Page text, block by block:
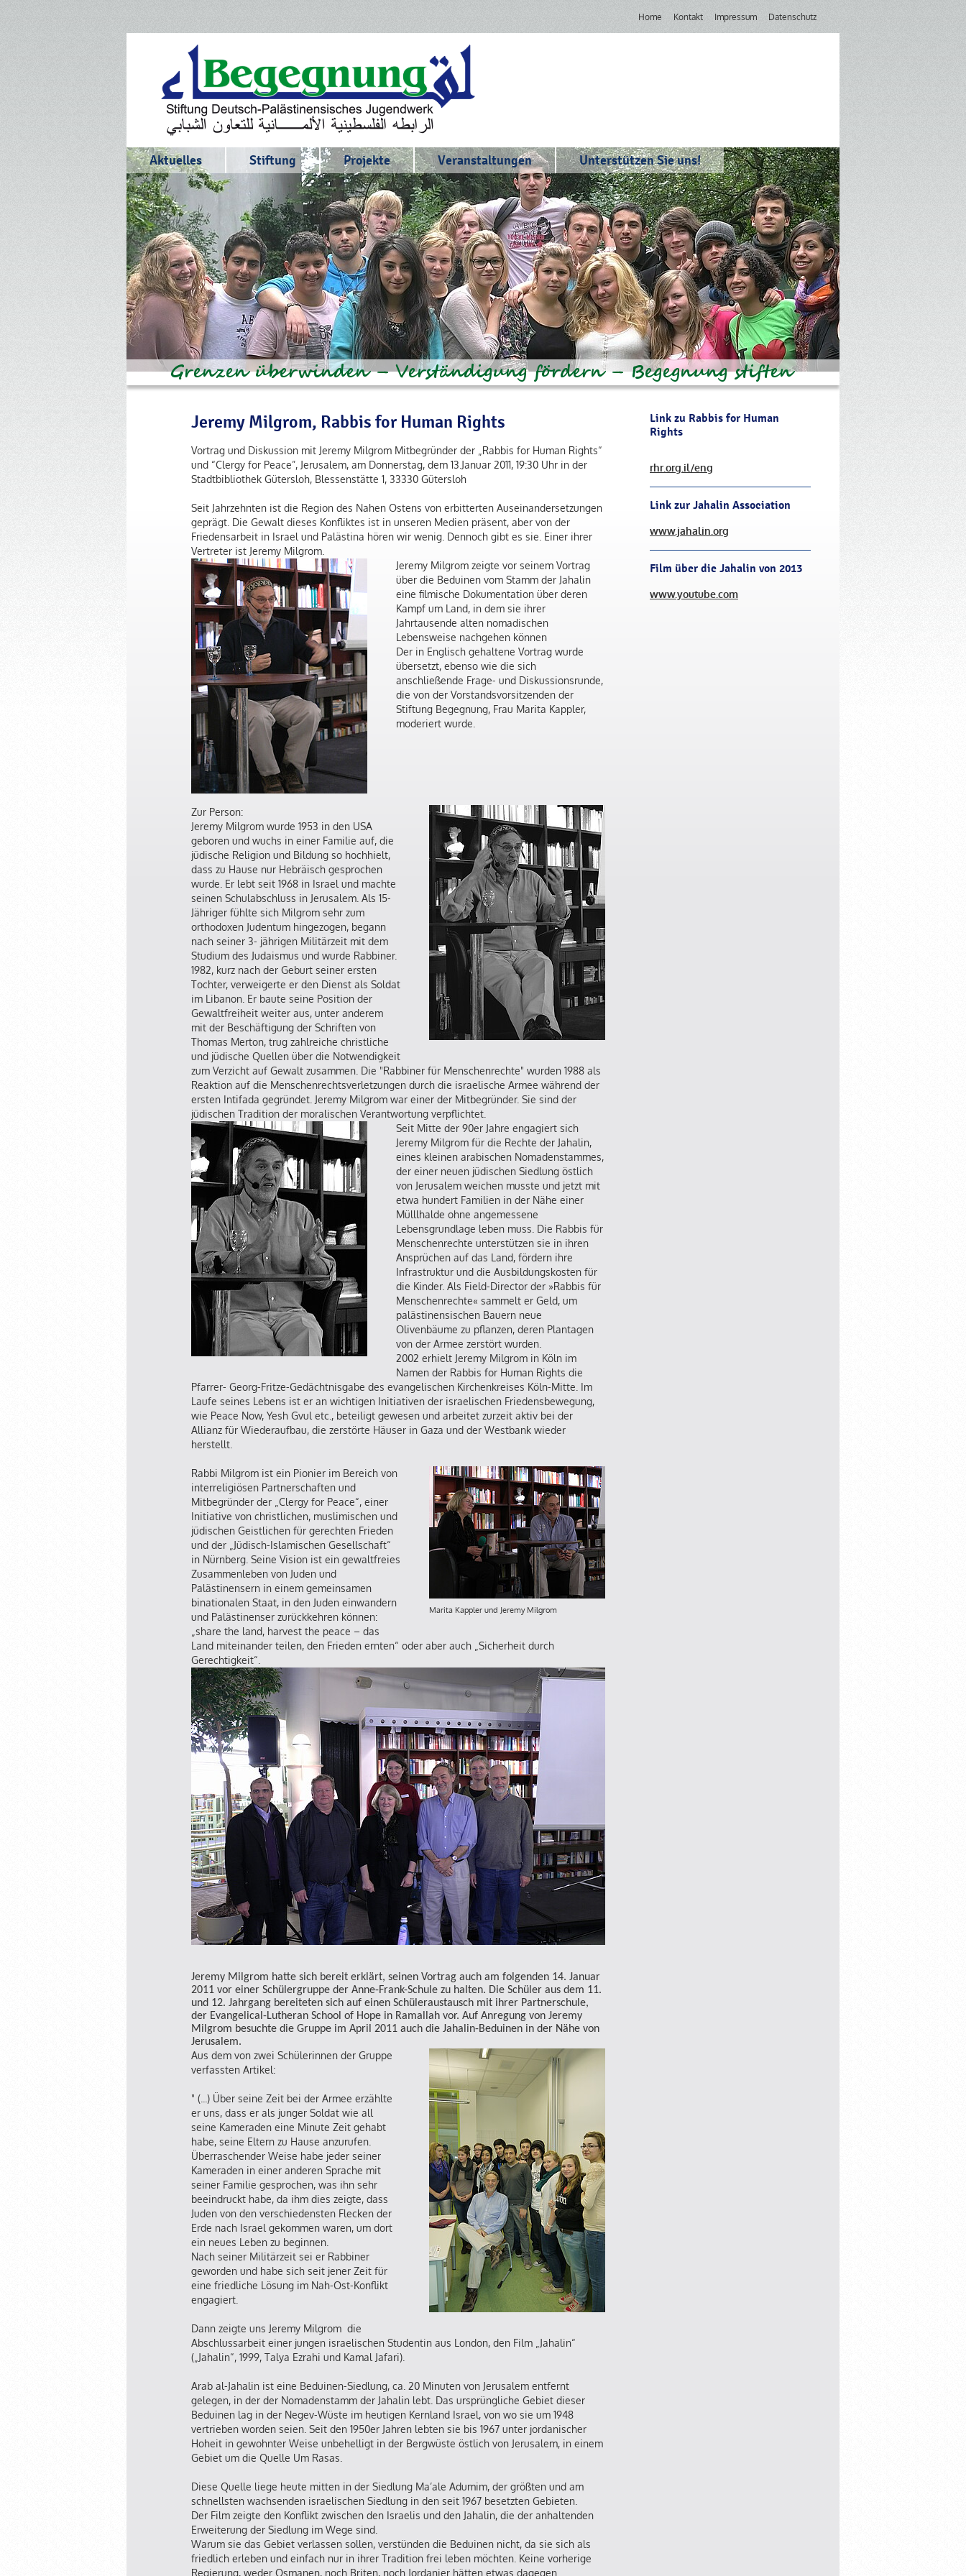
Home Kontakt Impressum Datenschutz
Aktuelles Stiftung Projekte Veranstaltungen Unterstützen Sie uns!
Jeremy Milgrom, Rabbis for Human Rights
Vortrag und Diskussion mit Jeremy Milgrom Mitbegründer der „Rabbis for Human Rights“
und “Clergy for Peace”, Jerusalem, am Donnerstag, dem 13.Januar 2011, 19:30 Uhr in der
Stadtbibliothek Gütersloh, Blessenstätte 1, 33330 Gütersloh
Seit Jahrzehnten ist die Region des Nahen Ostens von erbitterten Auseinandersetzungen
geprägt. Die Gewalt dieses Konfliktes ist in unseren Medien präsent, aber von der
Friedensarbeit in Israel und Palästina hören wir wenig. Dennoch gibt es sie. Einer ihrer
Vertreter ist Jeremy Milgrom.
Jeremy Milgrom zeigte vor seinem Vortrag
über die Beduinen vom Stamm der Jahalin
eine filmische Dokumentation über deren
Kampf um Land, in dem sie ihrer
Jahrtausende alten nomadischen
Lebensweise nachgehen können
Der in Englisch gehaltene Vortrag wurde
übersetzt, ebenso wie die sich
anschließende Frage- und Diskussionsrunde,
die von der Vorstandsvorsitzenden der
Stiftung Begegnung, Frau Marita Kappler,
moderiert wurde.
Zur Person:
Jeremy Milgrom wurde 1953 in den USA
geboren und wuchs in einer Familie auf, die
jüdische Religion und Bildung so hochhielt,
dass zu Hause nur Hebräisch gesprochen
wurde. Er lebt seit 1968 in Israel und machte
seinen Schulabschluss in Jerusalem. Als 15-
Jähriger fühlte sich Milgrom sehr zum
orthodoxen Judentum hingezogen, begann
nach seiner 3- jährigen Militärzeit mit dem
Studium des Judaismus und wurde Rabbiner.
1982, kurz nach der Geburt seiner ersten
Tochter, verweigerte er den Dienst als Soldat
im Libanon. Er baute seine Position der
Gewaltfreiheit weiter aus, unter anderem
mit der Beschäftigung der Schriften von
Thomas Merton, trug zahlreiche christliche
und jüdische Quellen über die Notwendigkeit
zum Verzicht auf Gewalt zusammen. Die "Rabbiner für Menschenrechte" wurden 1988 als
Reaktion auf die Menschenrechtsverletzungen durch die israelische Armee während der
ersten Intifada gegründet. Jeremy Milgrom war einer der Mitbegründer. Sie sind der
jüdischen Tradition der moralischen Verantwortung verpflichtet.
Seit Mitte der 90er Jahre engagiert sich
Jeremy Milgrom für die Rechte der Jahalin,
eines kleinen arabischen Nomadenstammes,
der einer neuen jüdischen Siedlung östlich
von Jerusalem weichen musste und jetzt mit
etwa hundert Familien in der Nähe einer
Mülllhalde ohne angemessene
Lebensgrundlage leben muss. Die Rabbis für
Menschenrechte unterstützen sie in ihren
Ansprüchen auf das Land, fördern ihre
Infrastruktur und die Ausbildungskosten für
die Kinder. Als Field-Director der »Rabbis für
Menschenrechte« sammelt er Geld, um
palästinensischen Bauern neue
Olivenbäume zu pflanzen, deren Plantagen
von der Armee zerstört wurden.
2002 erhielt Jeremy Milgrom in Köln im
Namen der Rabbis for Human Rights die
Pfarrer- Georg-Fritze-Gedächtnisgabe des evangelischen Kirchenkreises Köln-Mitte. Im
Laufe seines Lebens ist er an wichtigen Initiativen der israelischen Friedensbewegung,
wie Peace Now, Yesh Gvul etc., beteiligt gewesen und arbeitet zurzeit aktiv bei der
Allianz für Wiederaufbau, die zerstörte Häuser in Gaza und der Westbank wieder
herstellt.
Marita Kappler und Jeremy Milgrom
Rabbi Milgrom ist ein Pionier im Bereich von
interreligiösen Partnerschaften und
Mitbegründer der „Clergy for Peace“, einer
Initiative von christlichen, muslimischen und
jüdischen Geistlichen für gerechten Frieden
und der „Jüdisch-Islamischen Gesellschaft“
in Nürnberg. Seine Vision ist ein gewaltfreies
Zusammenleben von Juden und
Palästinensern in einem gemeinsamen
binationalen Staat, in den Juden einwandern
und Palästinenser zurückkehren können:
„share the land, harvest the peace – das
Land miteinander teilen, den Frieden ernten“ oder aber auch „Sicherheit durch
Gerechtigkeit“.
Jeremy Milgrom hatte sich bereit erklärt, seinen Vortrag auch am folgenden 14. Januar
2011 vor einer Schülergruppe der Anne-Frank-Schule zu halten. Die Schüler aus dem 11.
und 12. Jahrgang bereiteten sich auf einen Schüleraustausch mit ihrer Partnerschule,
der Evangelical-Lutheran School of Hope in Ramallah vor. Auf Anregung von Jeremy
Milgrom besuchte die Gruppe im April 2011 auch die Jahalin-Beduinen in der Nähe von
Jerusalem.
Aus dem von zwei Schülerinnen der Gruppe
verfassten Artikel:
" (...) Über seine Zeit bei der Armee erzählte
er uns, dass er als junger Soldat wie all
seine Kameraden eine Minute Zeit gehabt
habe, seine Eltern zu Hause anzurufen.
Überraschender Weise habe jeder seiner
Kameraden in einer anderen Sprache mit
seiner Familie gesprochen, was ihn sehr
beeindruckt habe, da ihm dies zeigte, dass
Juden von den verschiedensten Flecken der
Erde nach Israel gekommen waren, um dort
ein neues Leben zu beginnen.
Nach seiner Militärzeit sei er Rabbiner
geworden und habe sich seit jener Zeit für
eine friedliche Lösung im Nah-Ost-Konflikt
engagiert.
Dann zeigte uns Jeremy Milgrom die
Abschlussarbeit einer jungen israelischen Studentin aus London, den Film „Jahalin“
(„Jahalin“, 1999, Talya Ezrahi und Kamal Jafari).
Arab al-Jahalin ist eine Beduinen-Siedlung, ca. 20 Minuten von Jerusalem entfernt
gelegen, in der der Nomadenstamm der Jahalin lebt. Das ursprüngliche Gebiet dieser
Beduinen lag in der Negev-Wüste im heutigen Kernland Israel, von wo sie um 1948
vertrieben worden seien. Seit den 1950er Jahren lebten sie bis 1967 unter jordanischer
Hoheit in gewohnter Weise unbehelligt in der Bergwüste östlich von Jerusalem, in einem
Gebiet um die Quelle Um Rasas.
Diese Quelle liege heute mitten in der Siedlung Ma’ale Adumim, der größten und am
schnellsten wachsenden israelischen Siedlung in den seit 1967 besetzten Gebieten.
Der Film zeigte den Konflikt zwischen den Israelis und den Jahalin, die der anhaltenden
Erweiterung der Siedlung im Wege sind.
Warum sie das Gebiet verlassen sollen, verstünden die Beduinen nicht, da sie sich als
friedlich erleben und einfach nur in ihrer Tradition frei leben möchten. Keine vorherige
Regierung, weder Osmanen, noch Briten, noch Jordanier hätten etwas dagegen
Link zu Rabbis for Human
Rights
rhr.org.il/eng
Link zur Jahalin Association
www.jahalin.org
Film über die Jahalin von 2013
www.youtube.com